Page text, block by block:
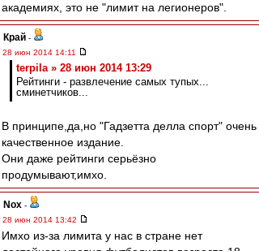
академиях, это не "лимит на легионеров".
Край -
28 июн 2014 14:11
terpila » 28 июн 2014 13:29
Рейтинги - развлечение самых тупых...
сминетчиков...
В принципе,да,но "Гадзетта делла спорт" очень
качественное издание.
Они даже рейтинги серьёзно
продумывают,имхо.
Nox -
28 июн 2014 13:42
Имхо из-за лимита у нас в стране нет